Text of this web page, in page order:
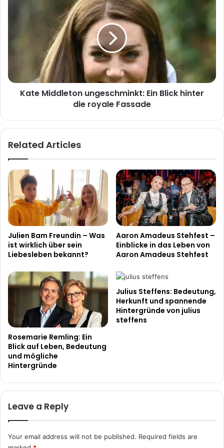
Fassade
Kate Middleton ungeschminkt: Ein Blick hinter
die royale Fassade
Related Articles
Julien Bam Freundin – Was
ist wirklich über sein
Liebesleben bekannt?
Aaron Amadeus Stehfest –
Einblicke in das Leben von
Aaron Amadeus Stehfest
Rosemarie Remling: Ein
Blick auf Leben, Bedeutung
und mögliche
Hintergründe
Julius Steffens: Bedeutung,
Herkunft und spannende
Hintergründe von julius
steffens
Leave a Reply
Your email address will not be published. Required fields are